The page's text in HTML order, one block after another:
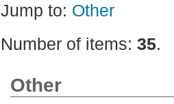
Jump to: Other
Number of items: 35.
Other